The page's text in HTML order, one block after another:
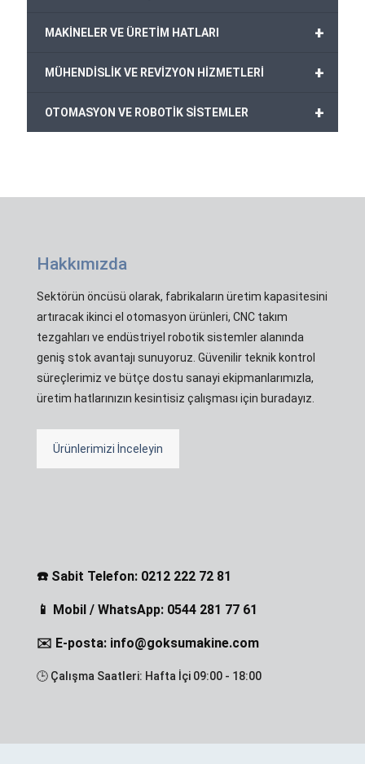
+
MAKİNELER VE ÜRETİM HATLARI
+
MÜHENDİSLİK VE REVİZYON HİZMETLERİ
+
OTOMASYON VE ROBOTİK SİSTEMLER
Hakkımızda
Sektörün öncüsü olarak, fabrikaların üretim kapasitesini
artıracak ikinci el otomasyon ürünleri, CNC takım
tezgahları ve endüstriyel robotik sistemler alanında
geniş stok avantajı sunuyoruz. Güvenilir teknik kontrol
süreçlerimiz ve bütçe dostu sanayi ekipmanlarımızla,
üretim hatlarınızın kesintisiz çalışması için buradayız.
Ürünlerimizi İnceleyin
☎️ Sabit Telefon: 0212 222 72 81
📱 Mobil / WhatsApp: 0544 281 77 61
✉️ E-posta: info@goksumakine.com
🕒 Çalışma Saatleri: Hafta İçi 09:00 - 18:00